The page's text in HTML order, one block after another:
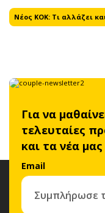
Νέος ΚΟΚ: Τι αλλάζει
Για να
τελευταίες
και τα νέα
Email